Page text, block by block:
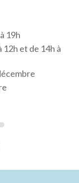
19h
12h et de 14h à